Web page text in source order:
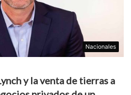
Nacionales
y la venta de tierras a